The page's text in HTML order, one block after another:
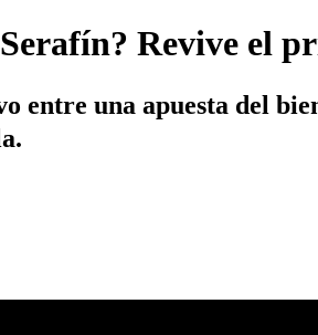
Revive el
entre una apuesta del